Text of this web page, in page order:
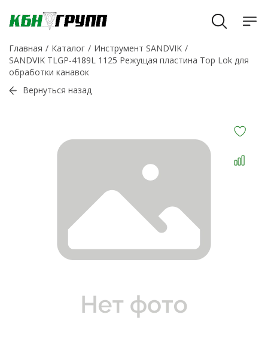
Главная Каталог
Инструмент SANDVIK
SANDVIK TLGP-4189L 1125 Режущая пластина Top Lok для
обработки канавок
Вернуться назад